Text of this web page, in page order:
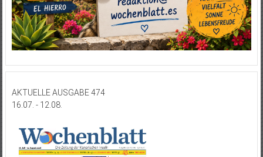
AKTUELLE AUSGABE 474
16.07. - 12.08.